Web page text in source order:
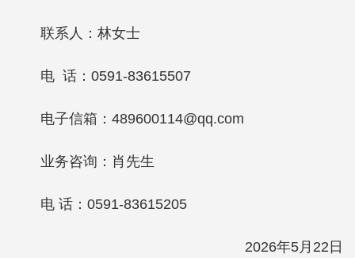
联系人：林女士
电 话：0591-83615507
电子信箱：489600114@qq.com
业务咨询：肖先生
电 话：0591-83615205
2026年5月22日